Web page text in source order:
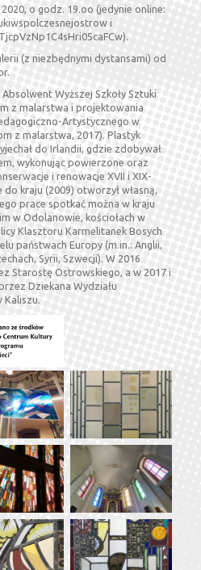
o godz. 19.oo (jedynie online:
i
(z niezbędnymi dystansami) od
Wyższej Szkoły Sztuki
z malarstwa i projektowania
Artystycznego w
z malarstwa, 2017). Plastyk
do Irlandii, gdzie zdobywał
wykonując powierzone oraz
i renowacje XVII i XIX-
kraju (2009) otworzył własną,
prace spotkać można w kraju
w Odolanowie, kościołach w
Klasztoru Karmelitanek Bosych
państwach Europy (m.in.: Anglii,
Syrii, Szwecji). W 2016
Starostę Ostrowskiego, a w 2017 i
Dziekana Wydziału
Kaliszu.